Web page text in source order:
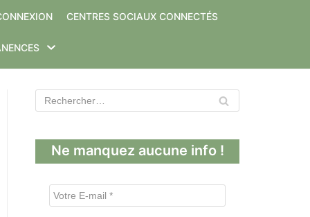
CENTRES SOCIAUX CONNECTÉS
Ne manquez aucune info !
V
o